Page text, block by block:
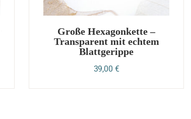
Große Hexagonkette –
Transparent mit echtem
Blattgerippe
39,00 €